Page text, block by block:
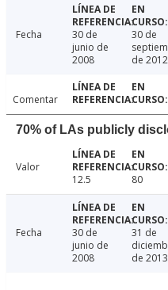
Fecha
30 de
junio de
2008
30 de
de 2012
Comentar
70% of LAs publicly
Valor
12.5
80
Fecha
30 de
junio de
2008
31 de
de 2013